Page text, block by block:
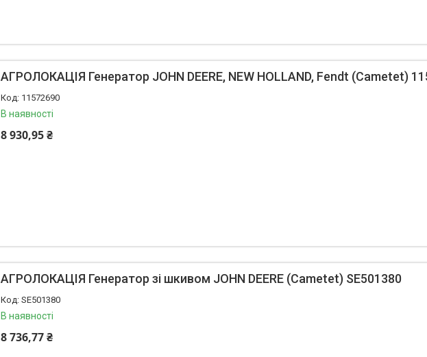
АГРОЛОКАЦІЯ Генератор JOHN DEERE, NEW HOLLAND, Fendt (Cametet)
11572690
В наявності
8 930,95 ₴
АГРОЛОКАЦІЯ Генератор зі шкивом JOHN DEERE (Cametet) SE501380
SE501380
В наявності
8 736,77 ₴